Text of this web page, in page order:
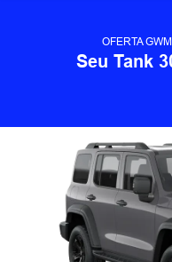
OFERTA
Seu Tank